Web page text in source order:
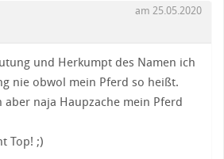
am 25.05.2020
und Herkumpt des Namen ich
nie obwol mein Pferd so heißt.
naja Haupzache mein Pferd
Top! ;)